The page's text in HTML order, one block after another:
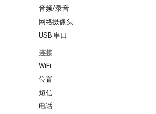
音频/录音
网络摄像头
USB 串口
连接
WiFi
位置
短信
电话